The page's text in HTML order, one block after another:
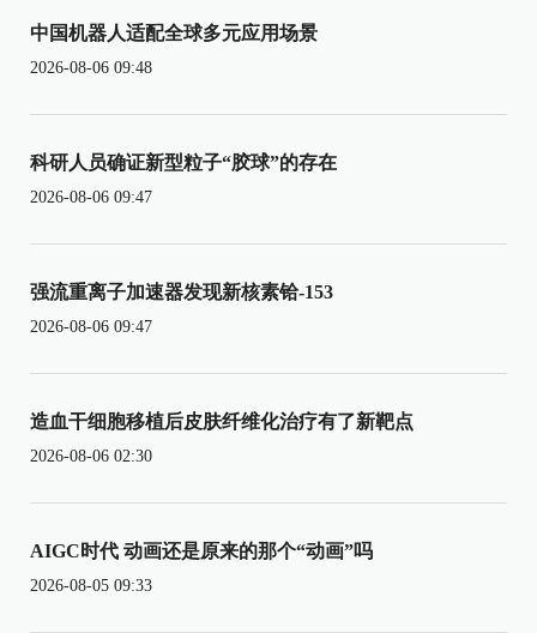
中国机器人适配全球多元应用场景
2026-08-06 09:48
科研人员确证新型粒子“胶球”的存在
2026-08-06 09:47
强流重离子加速器发现新核素铪-153
2026-08-06 09:47
造血干细胞移植后皮肤纤维化治疗有了新靶点
2026-08-06 02:30
AIGC时代 动画还是原来的那个“动画”吗
2026-08-05 09:33